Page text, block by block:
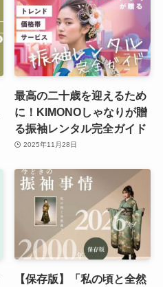
最高の二十歳を迎えるため
に！KIMONOしゃなりが贈
る振袖レンタル完全ガイド
2025年11月28日
【保存版】「私の頃と全然